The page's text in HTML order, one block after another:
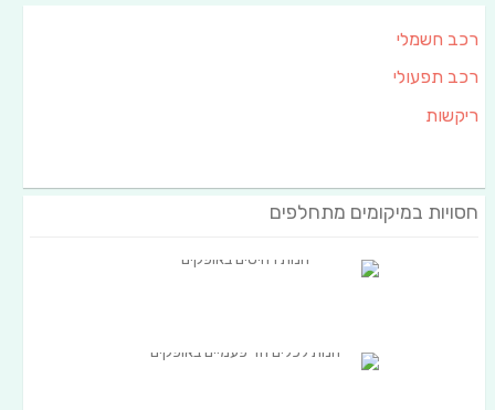
רכב חשמלי
רכב תפעולי
ריקשות
חסויות במיקומים מתחלפים